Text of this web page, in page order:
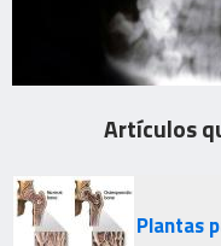
Artículos
Plantas